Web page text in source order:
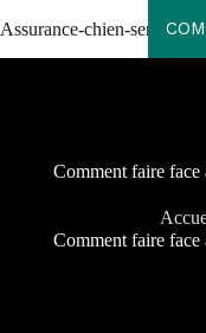
au
Assurance-chien-senior
Comment faire face
Comment faire face